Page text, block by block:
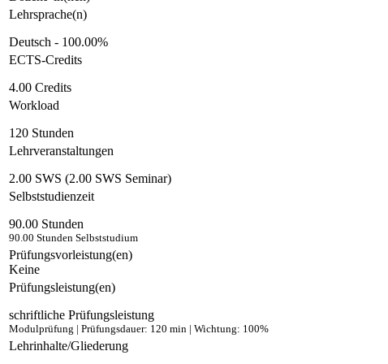
Lehrsprache(n)
Deutsch - 100.00%
ECTS-Credits
4.00 Credits
Workload
120 Stunden
Lehrveranstaltungen
2.00 SWS (2.00 SWS Seminar)
Selbststudienzeit
90.00 Stunden
90.00 Stunden Selbststudium
Prüfungsvorleistung(en)
Keine
Prüfungsleistung(en)
schriftliche Prüfungsleistung
Modulprüfung | Prüfungsdauer: 120 min | Wichtung: 100%
Lehrinhalte/Gliederung